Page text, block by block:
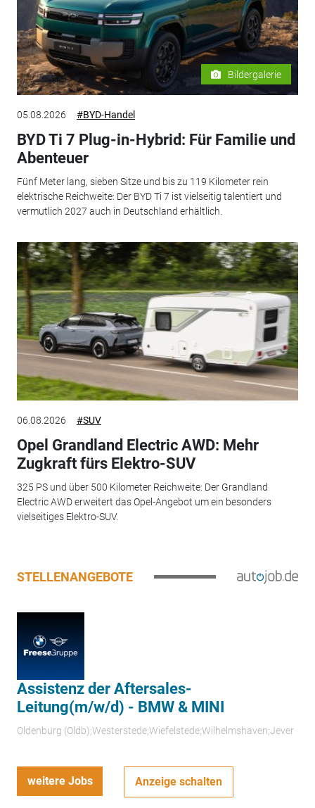
Bildergalerie
05.08.2026 #BYD-Handel
BYD Ti 7 Plug-in-Hybrid: Für Familie und
Abenteuer
Fünf Meter lang, sieben Sitze und bis zu 119 Kilometer rein
elektrische Reichweite: Der BYD Ti 7 ist vielseitig talentiert und
vermutlich 2027 auch in Deutschland erhältlich.
06.08.2026 #SUV
Opel Grandland Electric AWD: Mehr
Zugkraft fürs Elektro-SUV
325 PS und über 500 Kilometer Reichweite: Der Grandland
Electric AWD erweitert das Opel-Angebot um ein besonders
vielseitiges Elektro-SUV.
STELLENANGEBOTE
Assistenz der Aftersales-
Leitung(m/w/d) - BMW & MINI
Oldenburg (Oldb);Westerstede;Wiefelstede;Wilhelmshaven;Jever
weitere Jobs Anzeige schalten